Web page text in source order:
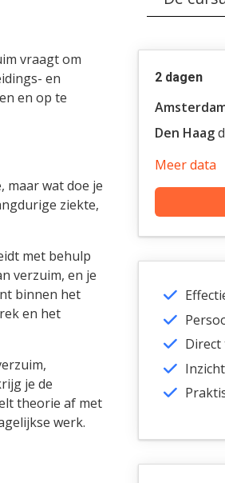
vraagt om
en
en op te
maar wat doe je
ziekte,
met behulp
verzuim, en je
binnen het
en het
je de
theorie af met
werk.
2 dagen
Den Haag
Meer data